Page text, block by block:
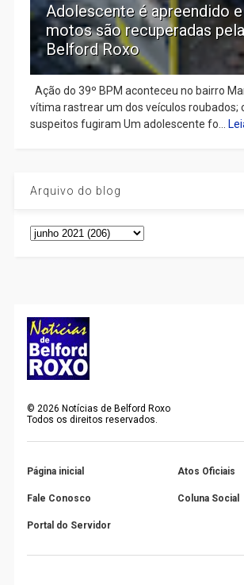
Adolescente é apreendido
motos são recuperadas
Belford Roxo
Ação do 39º BPM aconteceu no bairro
vítima rastrear um dos veículos roubados;
suspeitos fugiram Um adolescente fo...
Arquivo do blog
©2026 Notícias de Belford Roxo
Todos os direitos reservados.
Página inicial Atos Oficiais
Fale Conosco Coluna Social
Portal do Servidor